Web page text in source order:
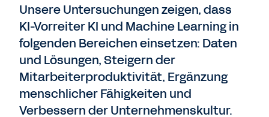
Unsere Untersuchungen zeigen, dass
KI-Vorreiter KI und Machine Learning in
folgenden Bereichen einsetzen: Daten
und Lösungen, Steigern der
Mitarbeiterproduktivität, Ergänzung
menschlicher Fähigkeiten und
Verbessern der Unternehmenskultur.